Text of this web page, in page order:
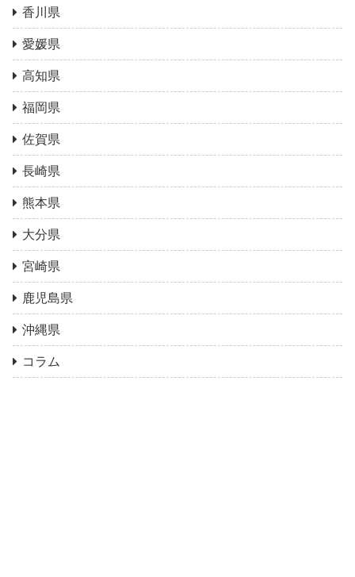
香川県
愛媛県
高知県
福岡県
佐賀県
長崎県
熊本県
大分県
宮崎県
鹿児島県
沖縄県
コラム